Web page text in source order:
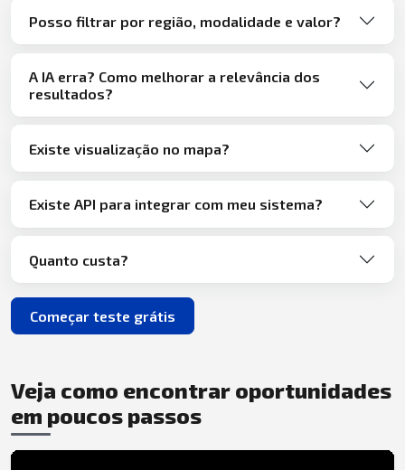
Posso filtrar por região, modalidade e valor?
A IA erra? Como melhorar a relevância dos
resultados?
Existe visualização no mapa?
Existe API para integrar com meu sistema?
Quanto custa?
Começar teste grátis
Veja como encontrar oportunidades
em poucos passos